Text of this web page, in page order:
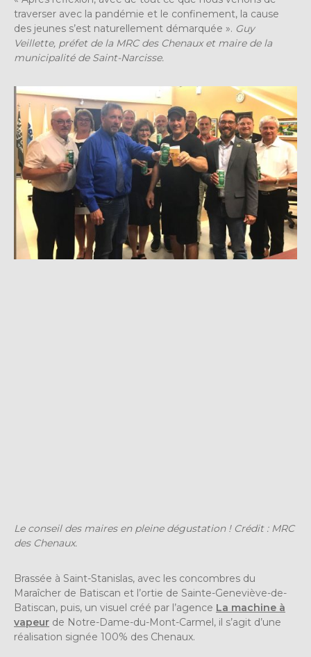
traverser avec la pandémie et le confinement, la cause
des jeunes s’est naturellement démarquée ». Guy
Veillette, préfet de la MRC des Chenaux et maire de la
municipalité de Saint-Narcisse.
Le conseil des maires en pleine dégustation ! Crédit : MRC
des Chenaux.
Brassée à Saint-Stanislas, avec les concombres du
Maraîcher de Batiscan et l’ortie de Sainte-Geneviève-de-
Batiscan, puis, un visuel créé par l’agence La machine à
vapeur de Notre-Dame-du-Mont-Carmel, il s’agit d’une
réalisation signée 100% des Chenaux.